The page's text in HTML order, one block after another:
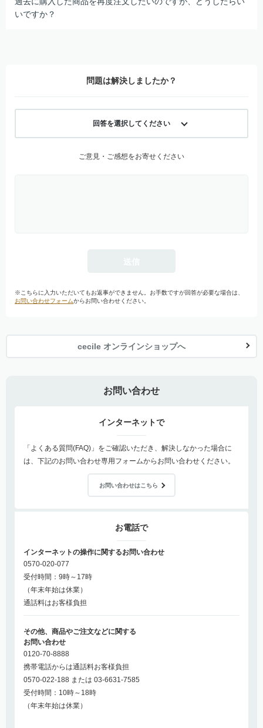
いですか？
問題は解決しましたか？
回答を選択してください
ご意見・ご感想をお寄せください
※こちらに入力いただいてもお返事ができません。お手数ですが回答が必要な場合は、
お問い合わせフォームからお問い合わせください。
cecile オンラインショップへ
お問い合わせ
インターネットで
「よくある質問(FAQ)」をご確認いただき、解決しなかった場合に
は、下記のお問い合わせ専用フォームからお問い合わせください。
お問い合わせはこちら
お電話で
インターネットの操作に関するお問い合わせ
0570-020-077
受付時間：9時～17時
（年末年始は休業）
通話料はお客様負担
その他、商品やご注文などに関する
お問い合わせ
0120-70-8888
携帯電話からは通話料お客様負担
0570-022-188 または 03-6631-7585
受付時間：10時～18時
（年末年始は休業）